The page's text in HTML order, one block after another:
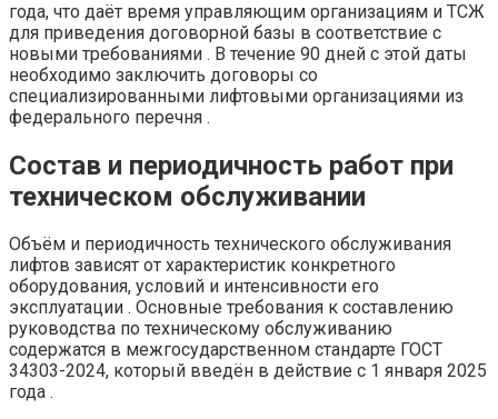
года, что даёт время управляющим организациям и ТСЖ
для приведения договорной базы в соответствие с
новыми требованиями . В течение 90 дней с этой даты
необходимо заключить договоры со
специализированными лифтовыми организациями из
федерального перечня .
Состав и периодичность работ при
техническом обслуживании
Объём и периодичность технического обслуживания
лифтов зависят от характеристик конкретного
оборудования, условий и интенсивности его
эксплуатации . Основные требования к составлению
руководства по техническому обслуживанию
содержатся в межгосударственном стандарте ГОСТ
34303-2024, который введён в действие с 1 января 2025
года .